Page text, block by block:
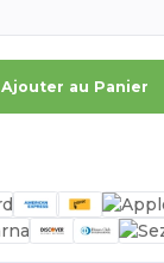
Ajouter au Panier